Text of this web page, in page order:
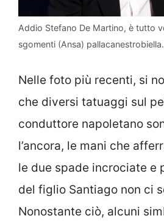
Addio Stefano De Martino, è tutto
sgomenti (Ansa)
Nelle foto più recenti, si
che diversi tatuaggi sul
conduttore napoletano
l’ancora, le mani che
le due spade incrociate e
del figlio Santiago non ci
Nonostante ciò, alcuni